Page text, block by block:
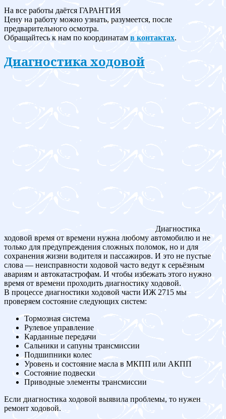
На все работы даётся ГАРАНТИЯ
Цену на работу можно узнать, разумеется, после
предварительного осмотра.
Обращайтесь к нам по координатам в контактах.
Диагностика ходовой
Диагностика
ходовой время от времени нужна любому автомобилю и не
только для предупреждения сложных поломок, но и для
сохранения жизни водителя и пассажиров. И это не пустые
слова — неисправности ходовой часто ведут к серьёзным
авариям и автокатастрофам. И чтобы избежать этого нужно
время от времени проходить диагностику ходовой.
В процессе диагностики ходовой части ИЖ 2715 мы
проверяем состояние следующих систем:
Тормозная система
Рулевое управление
Карданные передачи
Сальники и сапуны трансмиссии
Подшипники колес
Уровень и состояние масла в МКПП или АКПП
Состояние подвески
Приводные элементы трансмиссии
Если диагностика ходовой выявила проблемы, то нужен
ремонт ходовой.